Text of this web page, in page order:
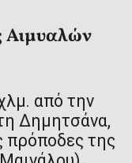
από την
Δημητσάνα,
πρόποδες της